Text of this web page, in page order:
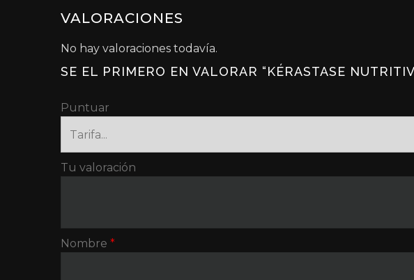
VALORACIONES
No hay valoraciones todavía.
SE EL PRIMERO EN VALORAR “KÉRASTASE
Puntuar
Tu valoración
Nombre *